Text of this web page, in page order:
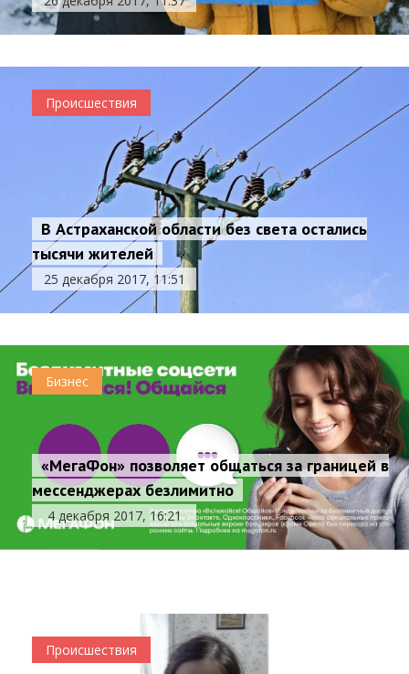
Происшествия
В Астраханской области без света остались
тысячи жителей
25 декабря 2017, 11:51
Бизнес
«МегаФон» позволяет общаться за границей в
мессенджерах безлимитно
4 декабря 2017, 16:21
Астраханец продавал поддельные полисы
ОСАГО
4 декабря 2017, 10:04
Происшествия